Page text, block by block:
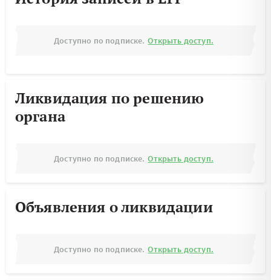
Доступно по подписке. Открыть доступ.
Ликвидация по решению
органа
Доступно по подписке. Открыть доступ.
Объявления о ликвидации
Доступно по подписке. Открыть доступ.